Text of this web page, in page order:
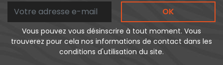
OK
Vous pouvez vous désinscrire à tout moment. Vous
trouverez pour cela nos informations de contact dans les
conditions d'utilisation du site.